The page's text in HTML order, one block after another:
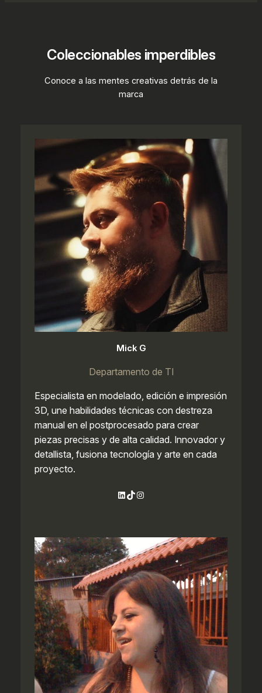
Coleccionables imperdibles
Conoce a las mentes creativas detrás de la
marca
Mick G
Departamento de TI
Especialista en modelado, edición e impresión
3D, une habilidades técnicas con destreza
manual en el postprocesado para crear
piezas precisas y de alta calidad. Innovador y
detallista, fusiona tecnología y arte en cada
proyecto.
LinkedIn TikTok Instagram